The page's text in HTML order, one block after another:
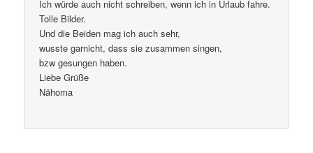
Ich würde auch nicht schreiben, wenn ich in Urlaub fahre.
Tolle Bilder.
Und die Beiden mag ich auch sehr,
wusste garnicht, dass sie zusammen singen,
bzw gesungen haben.
Liebe Grüße
Nähoma